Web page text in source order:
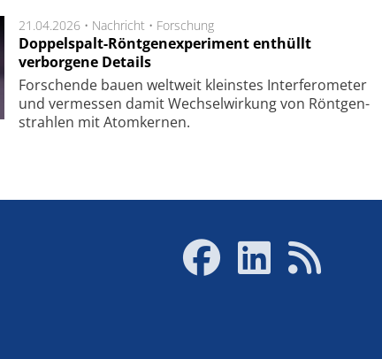
21.04.2026 • Nachricht • Forschung
Doppelspalt-Röntgenexperiment enthüllt
verborgene Details
For­schen­de bau­en welt­weit kleins­tes In­ter­fe­ro­me­ter
und ver­mes­sen da­mit Wech­sel­wir­kung von Rönt­gen­
strah­len mit Atom­ker­nen.